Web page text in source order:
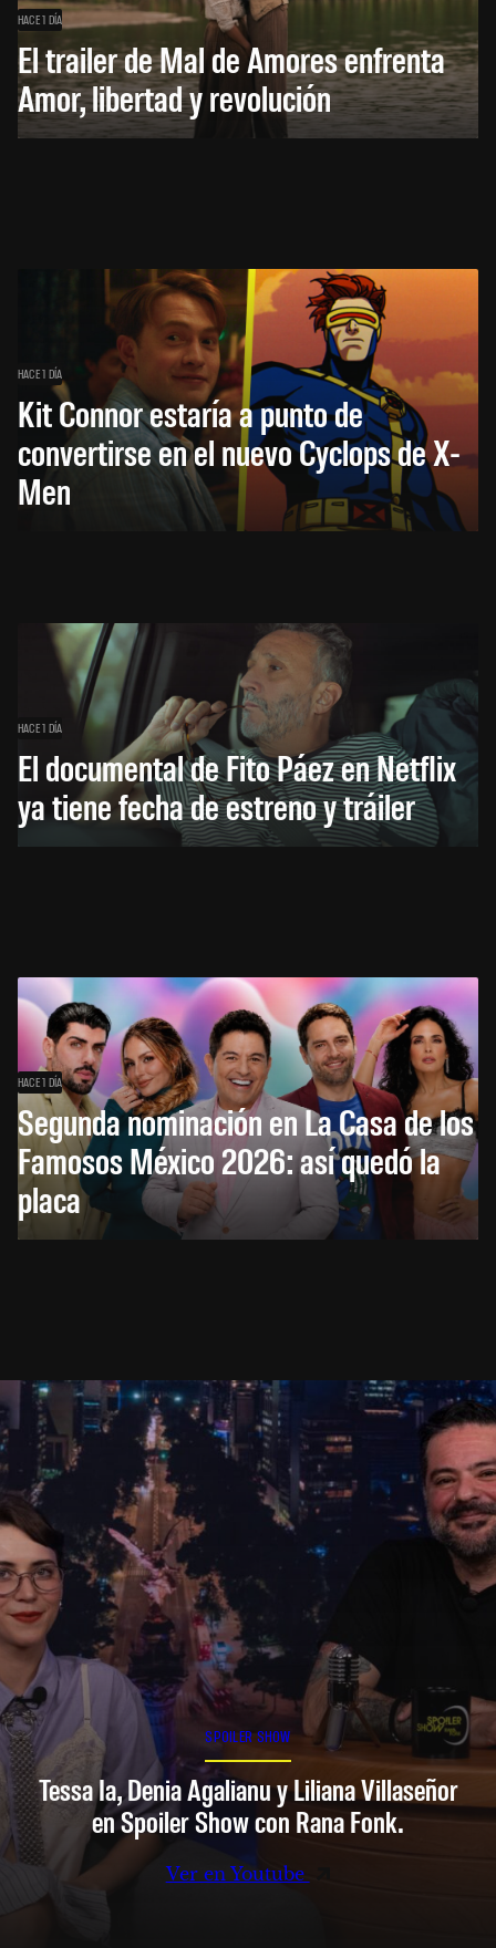
HACE 1 DÍA
El trailer de Mal de Amores enfrenta
Amor, libertad y revolución
HACE 1 DÍA
Kit Connor estaría a punto de
convertirse en el nuevo Cyclops de X-
Men
HACE 1 DÍA
El documental de Fito Páez en Netflix
ya tiene fecha de estreno y tráiler
HACE 1 DÍA
Segunda nominación en La Casa de los
Famosos México 2026: así quedó la
placa
SPOILER SHOW
Tessa Ia, Denia Agalianu y Liliana Villaseñor
en Spoiler Show con Rana Fonk.
Ver en Youtube